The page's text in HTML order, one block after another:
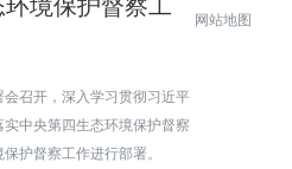
境保护督察工
召开，深入学习贯彻习近平
中央第四生态环境保护督察
护督察工作进行部署。
网站地图